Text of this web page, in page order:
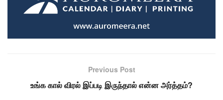
Previous Post
உங்க கால் விரல் இப்படி இருந்தால் என்ன அர்த்தம்?